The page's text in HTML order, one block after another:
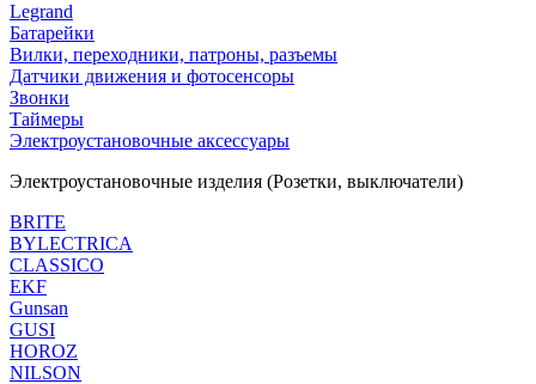
Legrand
Батарейки
Вилки, переходники, патроны, разъемы
Датчики движения и фотосенсоры
Звонки
Таймеры
Электроустановочные аксессуары
Электроустановочные изделия (Розетки, выключатели)
BRITE
BYLECTRICA
CLASSICO
EKF
Gunsan
GUSI
HOROZ
NILSON